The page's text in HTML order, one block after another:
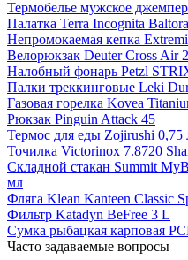
Термобелье мужское
Палатка Terra Incognita
Непромокаемая кепка
Велорюкзак Deuter Cross Air
Налобный фонарь Petzl
Палки треккинговые Leki
Газовая горелка Kovea
Рюкзак Pinguin Attack 45
Термос для еды Zojirushi 0,75
Точилка Victorinox 7.8720
Складной стакан Summit
мл
Фляга Klean Kanteen Classic
Фильтр Katadyn BeFree 3 L
Сумка рыбацкая карповая
Часто задаваемые вопросы